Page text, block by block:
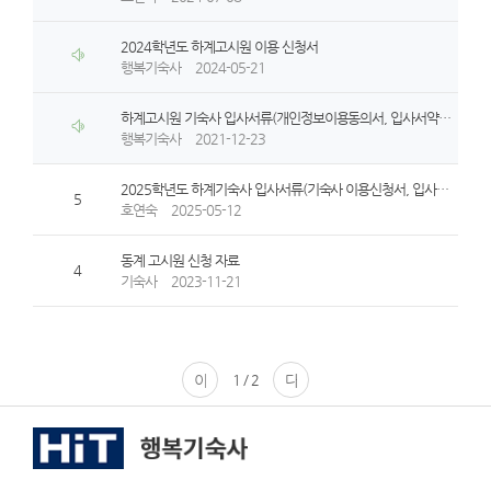
2024학년도 하계고시원 이용 신청서
행복기숙사
2024-05-21
하계고시원 기숙사 입사서류(개인정보이용동의서, 입사서약서, 하계고시원 이용신청서)
행복기숙사
2021-12-23
5
2025학년도 하계기숙사 입사서류(기숙사 이용신청서, 입사서약서, 개인정보이용동의서)
호연숙
2025-05-12
4
동계 고시원 신청 자료
기숙사
2023-11-21
이전페이지
1 / 2 다음페이지